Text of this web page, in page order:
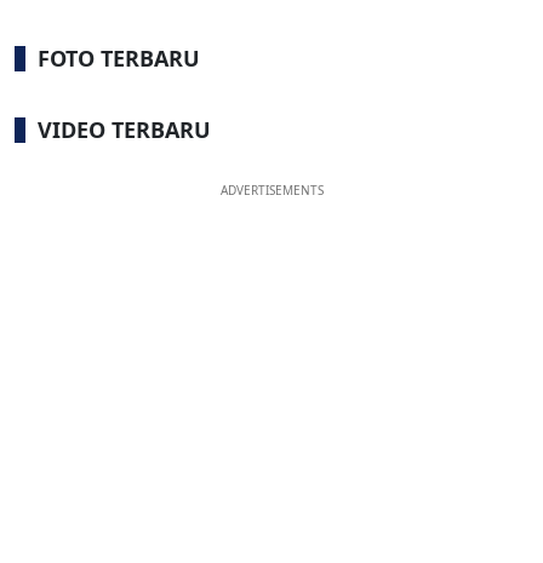
FOTO TERBARU
VIDEO TERBARU
ADVERTISEMENTS